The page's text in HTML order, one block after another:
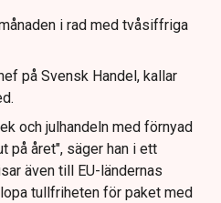
i rad med tvåsiffriga
på Svensk Handel, kallar
och julhandeln med förnyad
på året", säger han i ett
även till EU-ländernas
tullfriheten för paket med